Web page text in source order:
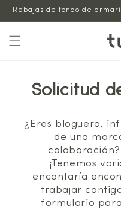
Saltar al
contenido
Rebajas de fondo de
Solicitud
¿Eres bloguero,
de una
colaboración?
¡Tenemos
encantaría
trabajar
formulario